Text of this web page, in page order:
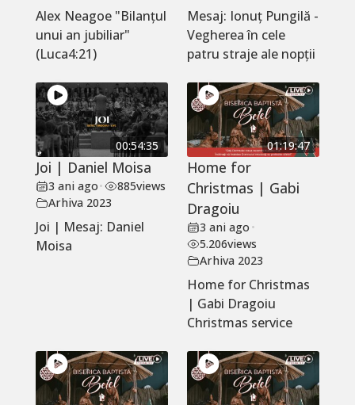
Alex Neagoe "Bilanțul
unui an jubiliar"
(Luca4:21)
Mesaj: Ionuț Pungilă -
Vegherea în cele
patru straje ale nopții
00:54:35
Joi | Daniel Moisa
3 ani ago• 885views
Arhiva 2023
Joi | Mesaj: Daniel
Moisa
01:19:47
Home for
Christmas | Gabi
Dragoiu
3 ani ago •
5.206views
Arhiva 2023
Home for Christmas
| Gabi Dragoiu
Christmas service